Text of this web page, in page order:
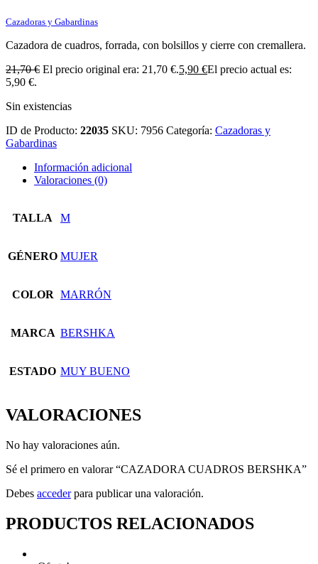
Cazadoras y Gabardinas
Cazadora de cuadros, forrada, con bolsillos y cierre con cremallera.
21,70€ El precio original era: 21,70 €.5,90 €El precio actual es:
5,90 €.
Sin existencias
ID de Producto: 22035 SKU: 7956 Categoría: Cazadoras y
Gabardinas
Información adicional
Valoraciones (0)
TALLA M
GÉNERO MUJER
COLOR MARRÓN
MARCA BERSHKA
ESTADO MUY BUENO
VALORACIONES
No hay valoraciones aún.
Sé el primero en valorar “CAZADORA CUADROS BERSHKA”
Debes accederpara publicar una valoración.
PRODUCTOS RELACIONADOS